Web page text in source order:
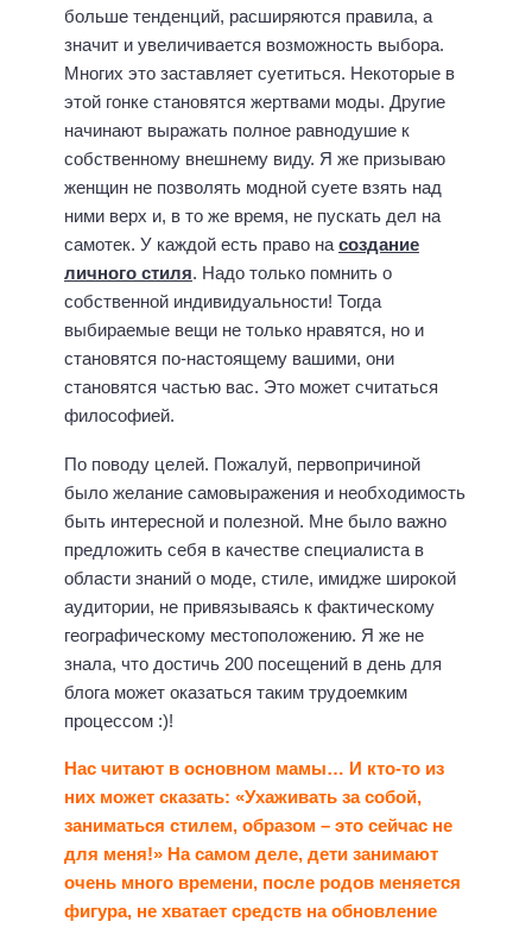
больше тенденций, расширяются правила, а
значит и увеличивается возможность выбора.
Многих это заставляет суетиться. Некоторые в
этой гонке становятся жертвами моды. Другие
начинают выражать полное равнодушие к
собственному внешнему виду. Я же призываю
женщин не позволять модной суете взять над
ними верх и, в то же время, не пускать дел на
самотек. У каждой есть право насоздание
личного стиля. Надо только помнить о
собственной индивидуальности! Тогда
выбираемые вещи не только нравятся, но и
становятся по-настоящему вашими, они
становятся частью вас. Это может считаться
философией.
По поводу целей. Пожалуй, первопричиной
было желание самовыражения и необходимость
быть интересной и полезной. Мне было важно
предложить себя в качестве специалиста в
области знаний о моде, стиле, имидже широкой
аудитории, не привязываясь к фактическому
географическому местоположению. Я же не
знала, что достичь 200 посещений в день для
блога может оказаться таким трудоемким
процессом :)!
Нас читают в основном мамы… И кто-то из
них может сказать: «Ухаживать за собой,
заниматься стилем, образом – это сейчас не
для меня!» На самом деле, дети занимают
очень много времени, после родов меняется
фигура, не хватает средств на обновление